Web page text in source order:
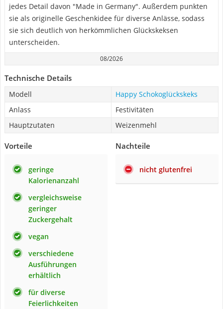
jedes Detail davon "Made in Germany". Außerdem punkten
sie als originelle Geschenkidee für diverse Anlässe, sodass
sie sich deutlich von herkömmlichen Glückskeksen
unterscheiden.
08/2026
Technische Details
Modell
Happy Schokoglückskeks
Anlass
Festivitäten
Hauptzutaten
Weizenmehl
Vorteile
geringe
Kalorienanzahl
vergleichsweise
geringer
Zuckergehalt
vegan
verschiedene
Ausführungen
erhältlich
für diverse
Feierlichkeiten
Nachteile
nicht glutenfrei